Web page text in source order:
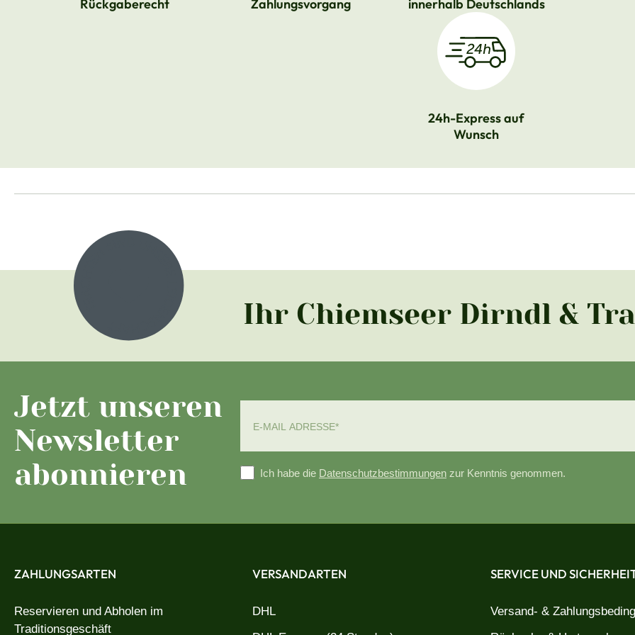
Rückgaberecht
Zahlungsvorgang
innerhalb Deutschlands
24h-Express auf
Wunsch
Ihr Chiemseer Dirndl &
Jetzt unseren
Newsletter
abonnieren
Ich habe die Datenschutzbestimmungen zur Kenntnis genommen.
ZAHLUNGSARTEN
Reservieren und Abholen im
Traditionsgeschäft
VERSANDARTEN
DHL
SERVICE UND
Versand- &